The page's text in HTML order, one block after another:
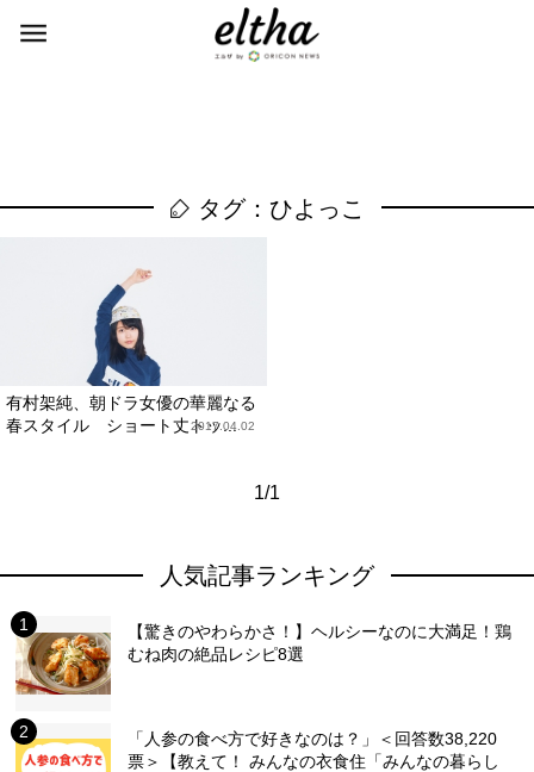
タグ：ひよっこ
有村架純、朝ドラ女優の華麗なる
春スタイル ショート丈トッ...
2017.04.02
1/1
人気記事ランキング
【驚きのやわらかさ！】ヘルシーなのに大満足！鶏
むね肉の絶品レシピ8選
「人参の食べ方で好きなのは？」＜回答数38,220
票＞【教えて！ みんなの衣食住「みんなの暮らし